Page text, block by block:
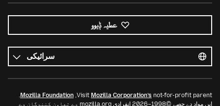
عطیہ ݙیوو
زباناں
زبان
Visit Mozilla Corporation’s not-for-profit parent,
Mozilla Foundation
.
ایں مواد دے حصے ©1998–2026 انفرادی mozilla.org دے تعاون کنندگان دے